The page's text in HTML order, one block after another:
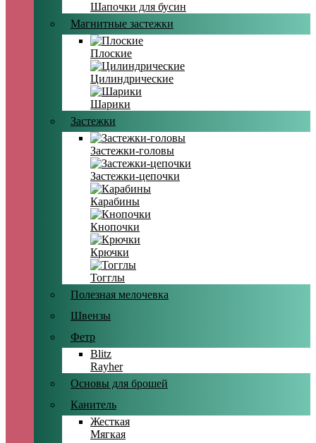
Шапочки для бусин
Магнитные застежки
Плоские
Цилиндрические
Шарики
Застежки
Застежки-головы
Застежки-цепочки
Карабины
Кнопочки
Крючки
Тогглы
Полезная мелочевка
Швензы
Фетр
Blitz
Rayher
Основы для брошей
Канитель
Жесткая
Мягкая